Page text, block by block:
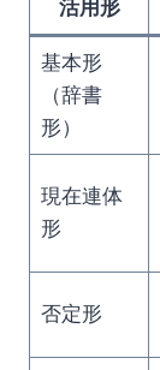
活用形
基本形
（辞書
形）
現在連体
形
否定形